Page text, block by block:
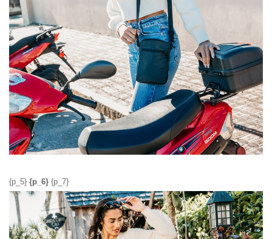
{p_5} {p_6} {p_7}